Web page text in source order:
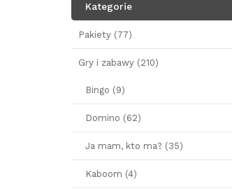
Kategorie
Pakiety (77)
Gry i zabawy (210)
Bingo (9)
Domino (62)
Ja mam, kto ma? (35)
Kaboom (4)